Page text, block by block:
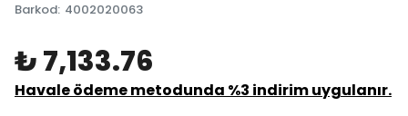
Barkod: 4002020063
₺ 7,133.76
Havale ödeme metodunda %3 indirim uygulanır.